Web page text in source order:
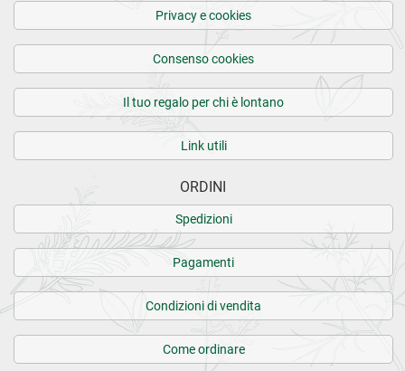
Privacy e cookies
Consenso cookies
Il tuo regalo per chi è lontano
Link utili
ORDINI
Spedizioni
Pagamenti
Condizioni di vendita
Come ordinare